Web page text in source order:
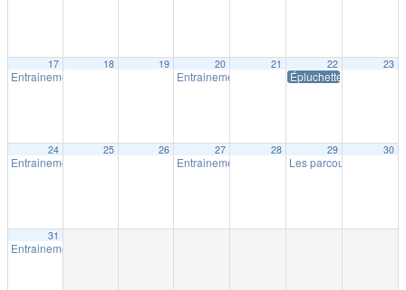
17
Entrainement extérieur à Shawinigan18:30
18 19 20
Entrainement extérieur à Shawinigan
21 22
Épluchette Milpat
23
24
Entrainement extérieur à Shawinigan18:30
25 26 27
Entrainement extérieur à Shawinigan
28 29
Les parcours Milpat
30
31
Entrainement extérieur à Shawinigan